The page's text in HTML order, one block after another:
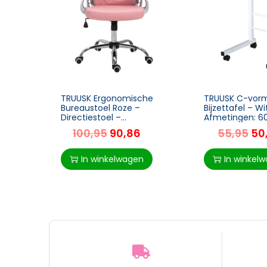
TRUUSK Ergonomische
Bureaustoel Roze –
Directiestoel –
Gecapitonneerde
Rugleuning – PU – 59,5 x
60,5 x 95-105 cm
100,95 90,86
In winkelwagen
TRUUSK C-
Bijzettafel –
Afmetingen:
cm x 78 cm –
praktisch –
interieur
55,95
In